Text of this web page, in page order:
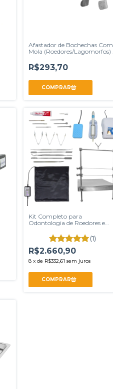
Afastador de Bochechas Com
Mola (Roedores/Lagomorfos) -
R$293,70
Kit Completo para
Odontologia de Roedores e
(1)
R$2.660,90
8 x de R$332,61 sem juros